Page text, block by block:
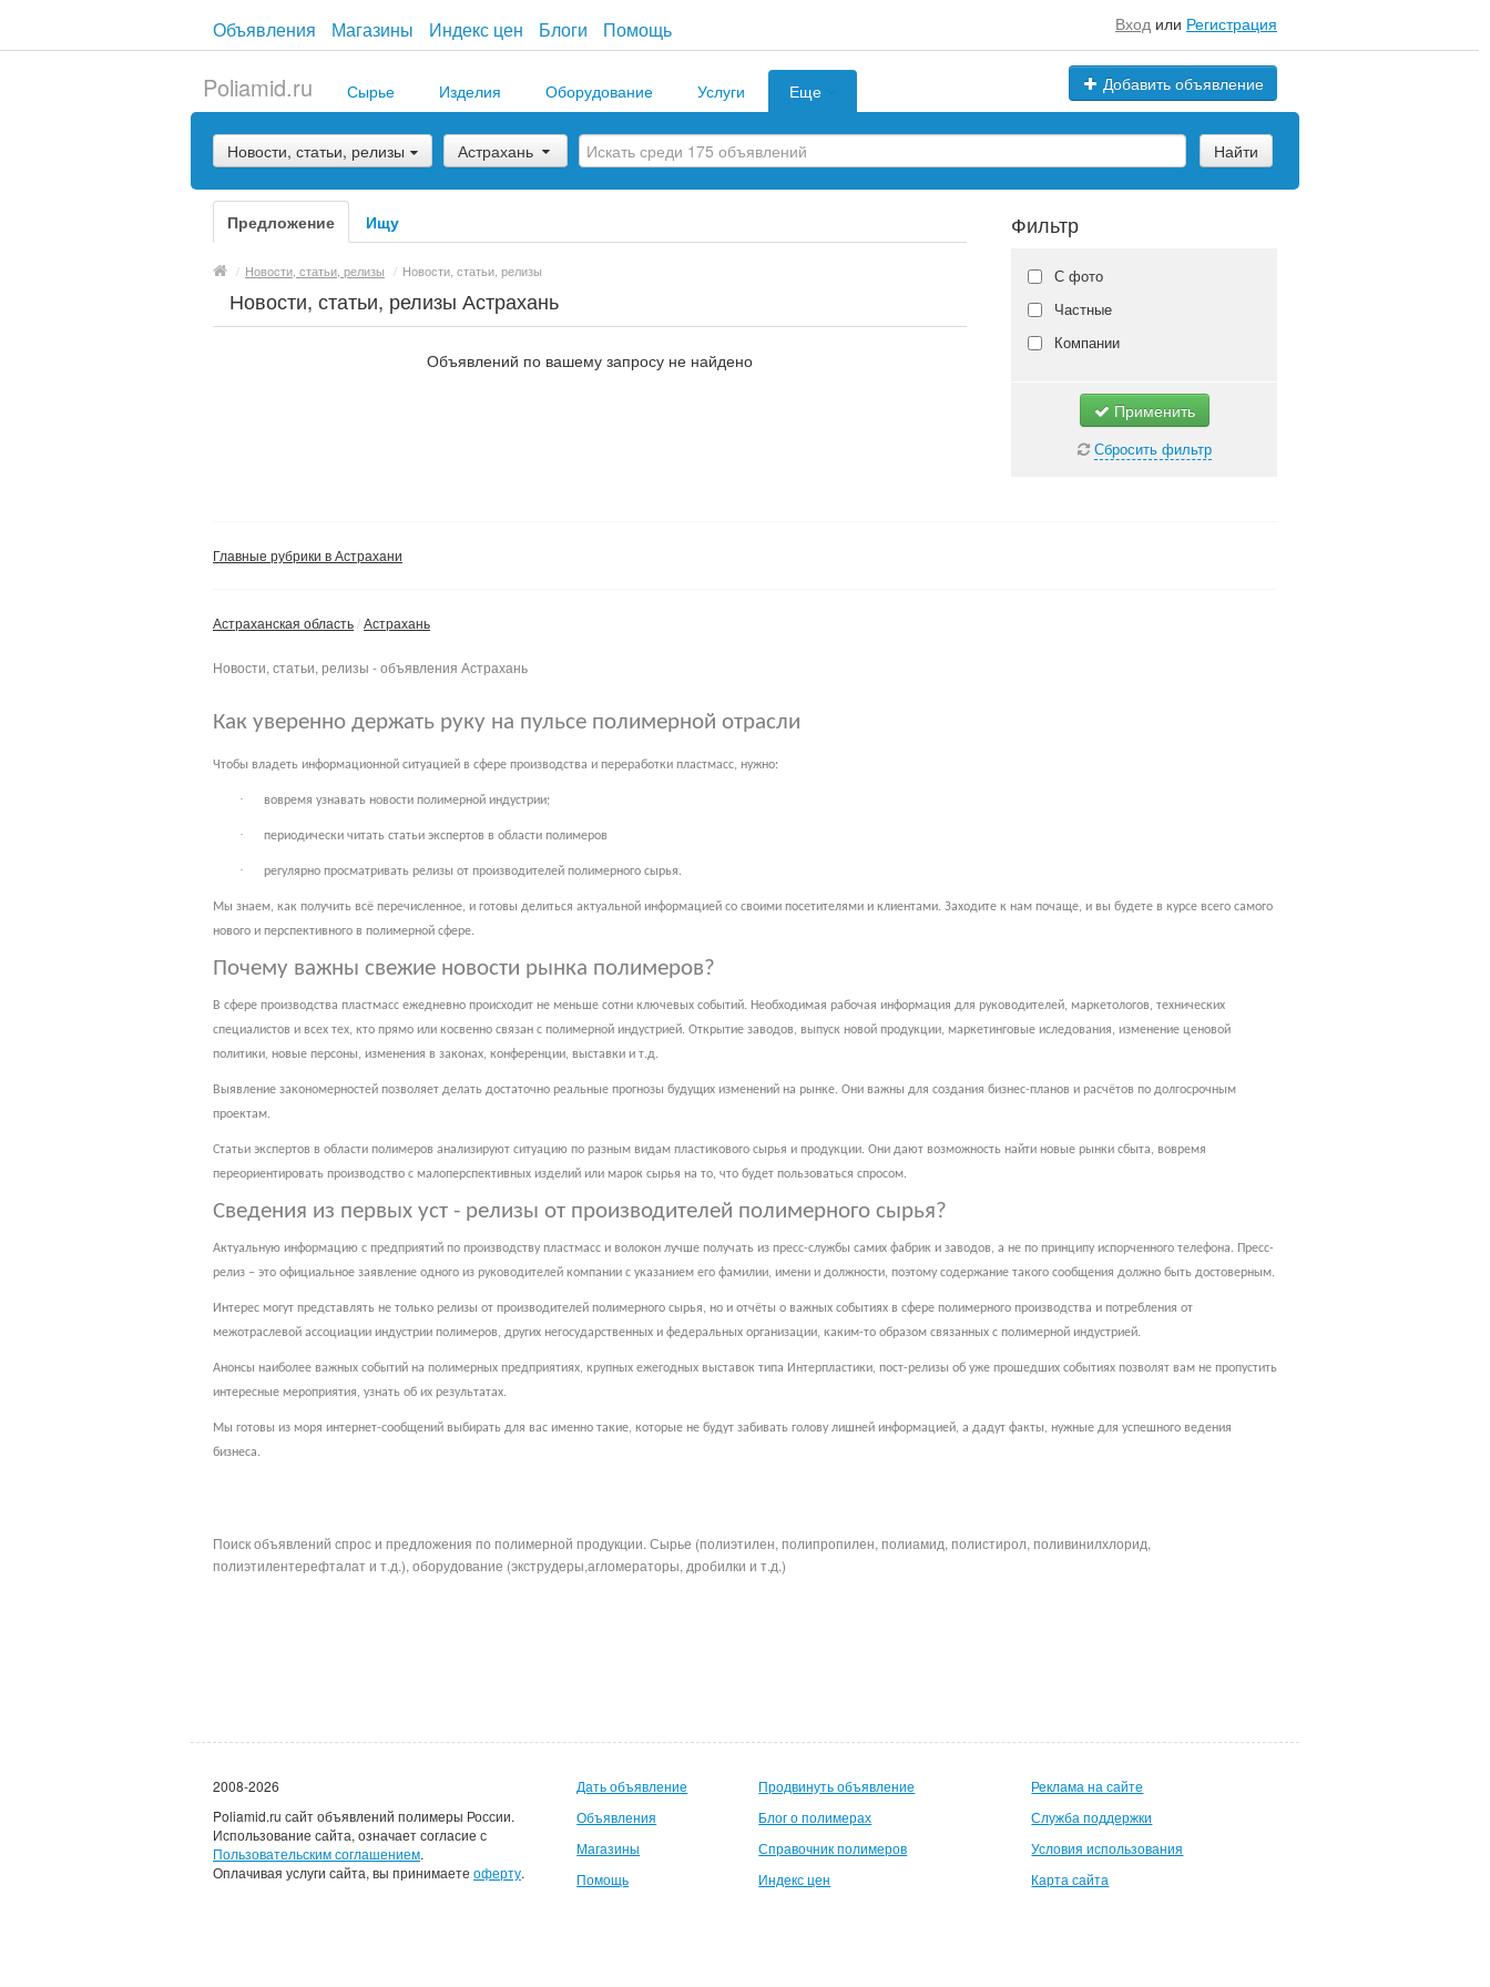
Объявления Магазины Индекс цен Блоги Помощь Вход или Регистрация
Добавить объявление
Poliamid.ru Сырье Изделия Оборудование Услуги Еще
Новости, статьи, релизы Астрахань Найти
Предложение Ищу
/ Новости, статьи, релизы / Новости, статьи, релизы
Новости, статьи, релизы Астрахань
Объявлений по вашему запросу не найдено
Фильтр
С фото
Частные
Компании
Применить
Сбросить фильтр
Главные рубрики в Астрахани
Астраханская область Астрахань
Новости, статьи, релизы - объявления Астрахань
Как уверенно держать руку на пульсе полимерной отрасли
Чтобы владеть информационной ситуацией в сфере производства и переработки пластмасс, нужно:
· вовремя узнавать новости полимерной индустрии;
· периодически читать статьи экспертов в области полимеров
· регулярно просматривать релизы от производителей полимерного сырья.
Мы знаем, как получить всё перечисленное, и готовы делиться актуальной информацией со своими посетителями и клиентами. Заходите к нам почаще, и вы будете в курсе всего самого
нового и перспективного в полимерной сфере.
Почему важны свежие новости рынка полимеров?
В сфере производства пластмасс ежедневно происходит не меньше сотни ключевых событий. Необходимая рабочая информация для руководителей, маркетологов, технических
специалистов и всех тех, кто прямо или косвенно связан с полимерной индустрией. Открытие заводов, выпуск новой продукции, маркетинговые иследования, изменение ценовой
политики, новые персоны, изменения в законах, конференции, выставки и т.д.
Выявление закономерностей позволяет делать достаточно реальные прогнозы будущих изменений на рынке. Они важны для создания бизнес-планов и расчётов по долгосрочным
проектам.
Статьи экспертов в области полимеров анализируют ситуацию по разным видам пластикового сырья и продукции. Они дают возможность найти новые рынки сбыта, вовремя
переориентировать производство с малоперспективных изделий или марок сырья на то, что будет пользоваться спросом.
Сведения из первых уст - релизы от производителей полимерного сырья?
Актуальную информацию с предприятий по производству пластмасс и волокон лучше получать из пресс-службы самих фабрик и заводов, а не по принципу испорченного телефона. Пресс-
релиз – это официальное заявление одного из руководителей компании с указанием его фамилии, имени и должности, поэтому содержание такого сообщения должно быть достоверным.
Интерес могут представлять не только релизы от производителей полимерного сырья, но и отчёты о важных событиях в сфере полимерного производства и потребления от
межотраслевой ассоциации индустрии полимеров, других негосударственных и федеральных организации, каким-то образом связанных с полимерной индустрией.
Анонсы наиболее важных событий на полимерных предприятиях, крупных ежегодных выставок типа Интерпластики, пост-релизы об уже прошедших событиях позволят вам не пропустить
интересные мероприятия, узнать об их результатах.
Мы готовы из моря интернет-сообщений выбирать для вас именно такие, которые не будут забивать голову лишней информацией, а дадут факты, нужные для успешного ведения
бизнеса.
Поиск объявлений спрос и предложения по полимерной продукции. Сырье (полиэтилен, полипропилен, полиамид, полистирол, поливинилхлорид,
полиэтилентерефталат и т.д.), оборудование (экструдеры,агломераторы, дробилки и т.д.)
2008-2026
Poliamid.ru сайт объявлений полимеры России.
Использование сайта, означает согласие с
Пользовательским соглашением.
Оплачивая услуги сайта, вы принимаете оферту.
Дать объявление
Объявления
Магазины
Помощь
Продвинуть объявление
Блог о полимерах
Справочник полимеров
Индекс цен
Реклама на сайте
Служба поддержки
Условия использования
Карта сайта